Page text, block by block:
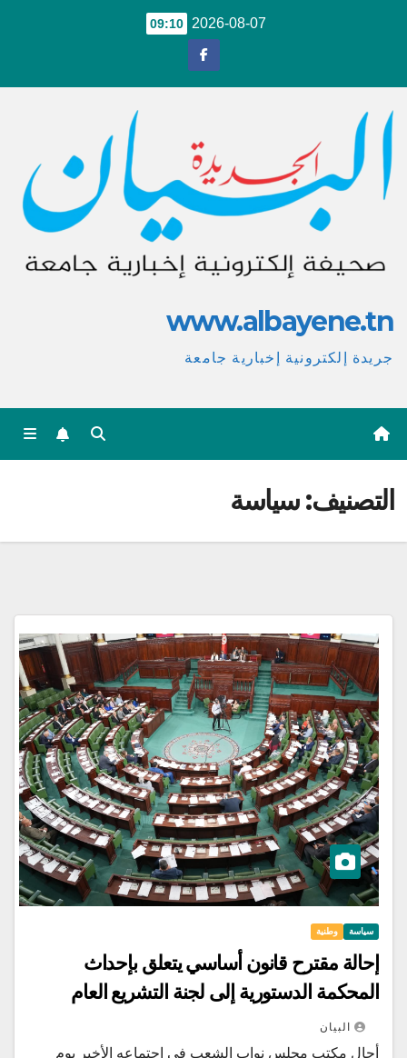
2026-08-07
09:10
www.albayene.tn
جريدة إلكترونية إخبارية جامعة
التصنيف:سياسة
سياسة وطنية
إحالة مقترح قانون أساسي يتعلق بإحداث
المحكمة الدستورية إلى لجنة التشريع العام
البيان
أحال مكتب مجلس نواب الشعب في اجتماعه الأخير يوم